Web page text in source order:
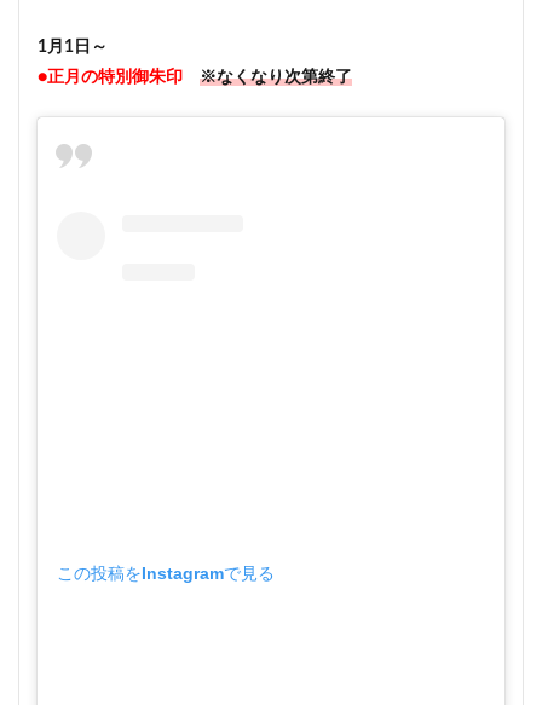
1月1日～
●正月の特別御朱印
※なくなり次第終了
この投稿をInstagramで見る